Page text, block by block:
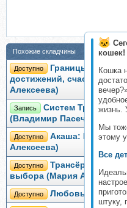
кошек!
Кошка
жизнь.
Мы
этому
Все
штуку,
Похожие складчины
Доступно
Границы: себя,
достижений, счастья.
Алексеева)
Запись
Систем
(Владимир Пасечник)
Доступно
Акаша: Код
Алексеева)
Доступно
Трансёрфинг
выбора (Мария
Доступно
Любовь к себе